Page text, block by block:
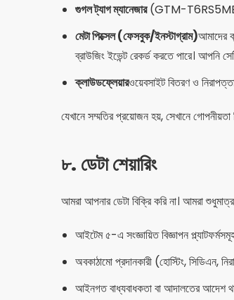
গুগল ট্যাগ ম্যানেজার(GTM-T6RS5MBR
মেটা পিক্সেল (ফেসবুক/ইনস্টাগ্রাম)আমাদের
ব্রাউজিং ইভেন্ট রেকর্ড করতে পারে। আপনি
ক্লাউডফ্লেয়ারওয়েবসাইট বিতরণ ও
যেখানে সম্মতির প্রয়োজন হয়, সেখানে গোপনীয়তা
৮. ডেটা শেয়ারিং
আমরা আপনার ডেটা বিক্রি করি না। আমরা
আইটেম ৫-এ সংজ্ঞায়িত বিজ্ঞাপন
অবকাঠামো প্রদানকারী (হোস্টিং, সিডিএন,
আইনগত বাধ্যবাধকতা বা আদালতের আদেশ